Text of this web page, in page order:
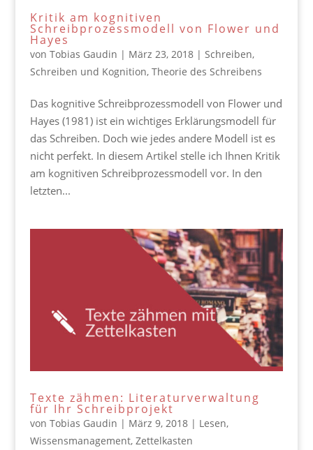
Kritik am kognitiven
Schreibprozessmodell von Flower und
Hayes
von Tobias Gaudin | März 23, 2018| Schreiben,
Schreiben und Kognition, Theorie des Schreibens
Das kognitive Schreibprozessmodell von Flower und
Hayes (1981) ist ein wichtiges Erklärungsmodell für
das Schreiben. Doch wie jedes andere Modell ist es
nicht perfekt. In diesem Artikel stelle ich Ihnen Kritik
am kognitiven Schreibprozessmodell vor. In den
letzten...
Texte zähmen: Literaturverwaltung
für Ihr Schreibprojekt
von Tobias Gaudin | März 9, 2018| Lesen,
Wissensmanagement, Zettelkasten